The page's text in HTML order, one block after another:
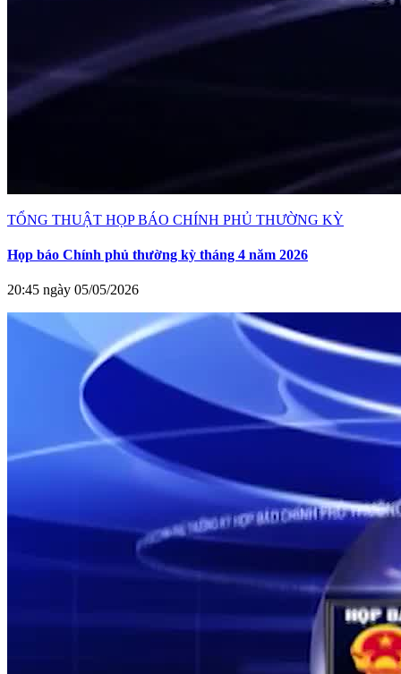
TỔNG THUẬT HỌP BÁO CHÍNH PHỦ THƯỜNG KỲ
Họp báo Chính phủ thường kỳ tháng 4 năm 2026
20:45 ngày 05/05/2026